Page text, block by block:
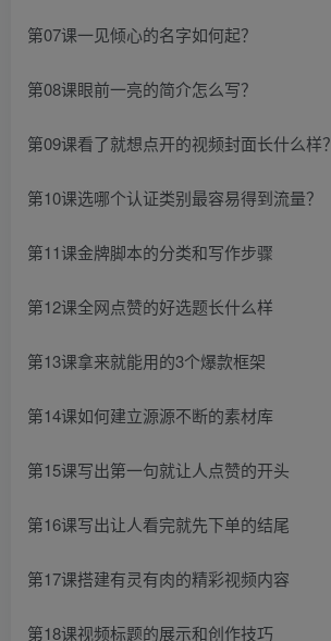
第07课一见倾心的名字如何起？
第08课眼前一亮的简介怎么写？
第09课看了就想点开的视频封面长什么样？
第10课选哪个认证类别最容易得到流量？
第11课金牌脚本的分类和写作步骤
第12课全网点赞的好选题长什么样
第13课拿来就能用的3个爆款框架
第14课如何建立源源不断的素材库
第15课写出第一句就让人点赞的开头
第16课写出让人看完就先下单的结尾
第17课搭建有灵有肉的精彩视频内容
第18课视频标题的展示和创作技巧